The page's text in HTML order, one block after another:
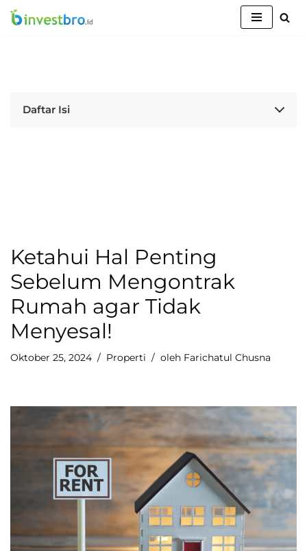
Daftar Isi
Ketahui Hal Penting
Sebelum Mengontrak
Rumah agar Tidak
Menyesal!
Oktober 25, 2024 Properti oleh Farichatul Chusna